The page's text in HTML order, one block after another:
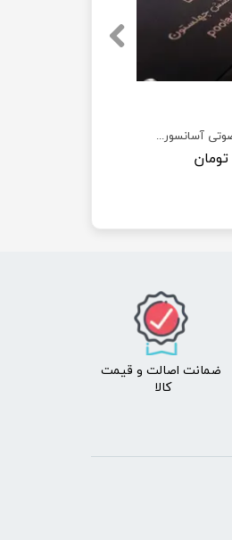
فرمان‌پذیری صوتی آسانسور بدون نیاز به لمس کلیدها جهت پیشگیری از بیماری‌ها و کمک به افراد توانخواه
ضمانت اصالت و قیمت​​​​​​​
کالا ​​​​​​​